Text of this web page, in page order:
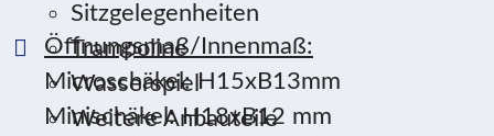
Sitzgelegenheiten
Trampoline
Wasserspiel
Weitere Anbauteile
Öffnungsmaß/Innenmaß:
Microschäkel: H15xB13mm
Minischäkel: H18xB12 mm